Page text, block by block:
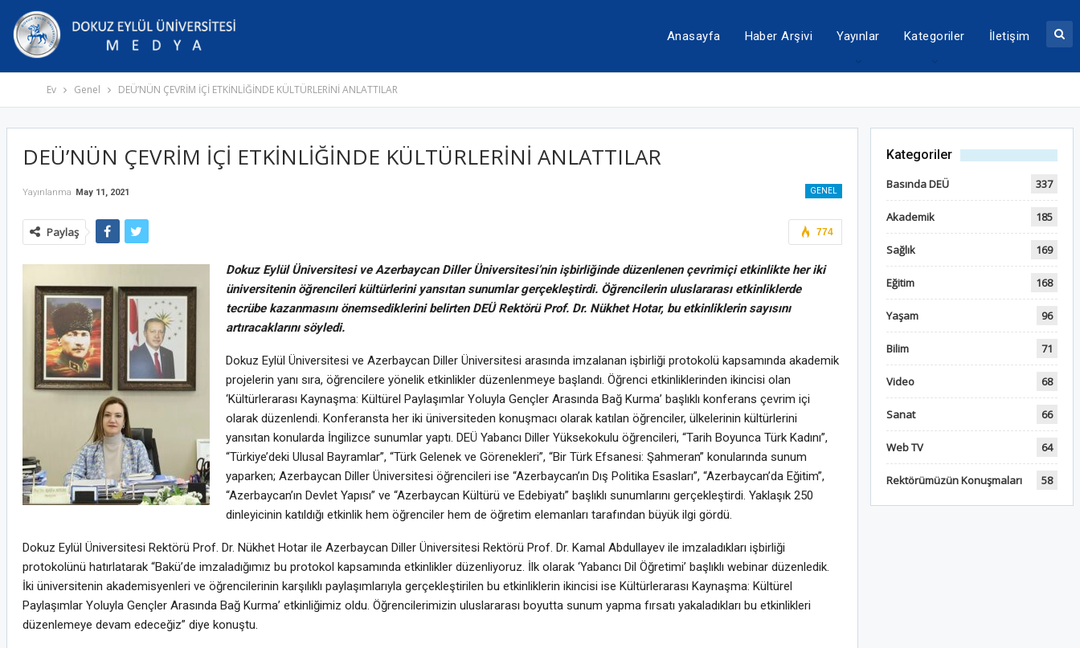
Anasayfa Haber Arşivi Yayınlar Kategoriler İletişim
Ev Genel DEÜ’NÜN ÇEVRİM İÇİ ETKİNLİĞİNDE KÜLTÜRLERİNİ ANLATTILAR
DEÜ’NÜN ÇEVRİM İÇİ ETKİNLİĞİNDE KÜLTÜRLERİNİ ANLATTILAR
GENEL
Yayınlanma May 11, 2021
774
Paylaş
Dokuz Eylül Üniversitesi ve Azerbaycan Diller Üniversitesi’nin işbirliğinde düzenlenen çevrimiçi etkinlikte her iki
üniversitenin öğrencileri kültürlerini yansıtan sunumlar gerçekleştirdi. Öğrencilerin uluslararası etkinliklerde
tecrübe kazanmasını önemsediklerini belirten DEÜ Rektörü Prof. Dr. Nükhet Hotar, bu etkinliklerin sayısını
artıracaklarını söyledi.
Dokuz Eylül Üniversitesi ve Azerbaycan Diller Üniversitesi arasında imzalanan işbirliği protokolü kapsamında akademik
projelerin yanı sıra, öğrencilere yönelik etkinlikler düzenlenmeye başlandı. Öğrenci etkinliklerinden ikincisi olan
‘Kültürlerarası Kaynaşma: Kültürel Paylaşımlar Yoluyla Gençler Arasında Bağ Kurma’ başlıklı konferans çevrim içi
olarak düzenlendi. Konferansta her iki üniversiteden konuşmacı olarak katılan öğrenciler, ülkelerinin kültürlerini
yansıtan konularda İngilizce sunumlar yaptı. DEÜ Yabancı Diller Yüksekokulu öğrencileri, “Tarih Boyunca Türk Kadını”,
“Türkiye’deki Ulusal Bayramlar”, “Türk Gelenek ve Görenekleri”, “Bir Türk Efsanesi: Şahmeran” konularında sunum
yaparken; Azerbaycan Diller Üniversitesi öğrencileri ise “Azerbaycan’ın Dış Politika Esasları”, “Azerbaycan’da Eğitim”,
“Azerbaycan’ın Devlet Yapısı” ve “Azerbaycan Kültürü ve Edebiyatı” başlıklı sunumlarını gerçekleştirdi. Yaklaşık 250
dinleyicinin katıldığı etkinlik hem öğrenciler hem de öğretim elemanları tarafından büyük ilgi gördü.
Dokuz Eylül Üniversitesi Rektörü Prof. Dr. Nükhet Hotar ile Azerbaycan Diller Üniversitesi Rektörü Prof. Dr. Kamal Abdullayev ile imzaladıkları işbirliği
protokolünü hatırlatarak “Bakü’de imzaladığımız bu protokol kapsamında etkinlikler düzenliyoruz. İlk olarak ‘Yabancı Dil Öğretimi’ başlıklı webinar düzenledik.
İki üniversitenin akademisyenleri ve öğrencilerinin karşılıklı paylaşımlarıyla gerçekleştirilen bu etkinliklerin ikincisi ise Kültürlerarası Kaynaşma: Kültürel
Paylaşımlar Yoluyla Gençler Arasında Bağ Kurma’ etkinliğimiz oldu. Öğrencilerimizin uluslararası boyutta sunum yapma fırsatı yakaladıkları bu etkinlikleri
düzenlemeye devam edeceğiz” diye konuştu.
Kategoriler
Basında DEÜ 337
Akademik 185
Sağlık 169
Eğitim 168
Yaşam 96
Bilim 71
Video 68
Sanat 66
Web TV 64
Rektörümüzün Konuşmaları 58